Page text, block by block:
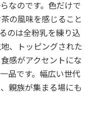
なのです。色だけで
の風味を感じること
のは全粉乳を練り込
、トッピングされた
感がアクセントにな
品です。幅広い世代
親族が集まる場にも